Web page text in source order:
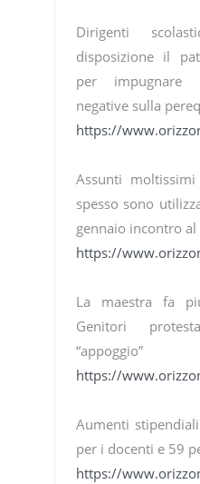
Dirigenti
disposizione il
per impugnare
negative sulla
https://
Assunti
spesso sono
gennaio incontro
https://
La maestra fa
Genitori
“appoggio”
https://
Aumenti
per i docenti e 59
https://